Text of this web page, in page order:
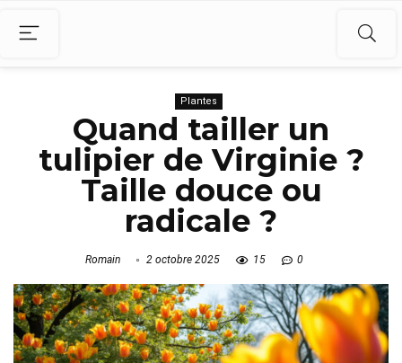
Plantes
Quand tailler un
tulipier de Virginie ?
Taille douce ou
radicale ?
Romain 2 octobre 2025 15 0